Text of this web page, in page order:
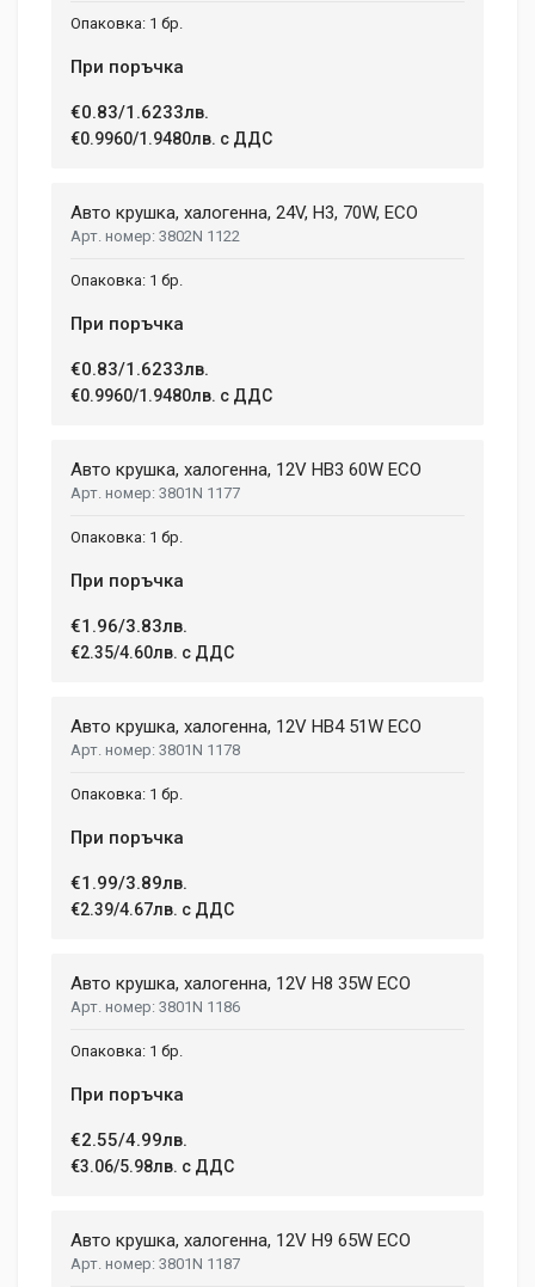
1 бр.
При поръчка
€0.83/1.6233лв.
€0.9960/1.9480лв. с ДДС
Авто крушка, халогенна, 24V, H3, 70W, ECO
3802N 1122
1 бр.
При поръчка
€0.83/1.6233лв.
€0.9960/1.9480лв. с ДДС
Авто крушка, халогенна, 12V HB3 60W ECO
3801N 1177
1 бр.
При поръчка
€1.96/3.83лв.
€2.35/4.60лв. с ДДС
Авто крушка, халогенна, 12V HB4 51W ECO
3801N 1178
1 бр.
При поръчка
€1.99/3.89лв.
€2.39/4.67лв. с ДДС
Авто крушка, халогенна, 12V H8 35W ECO
3801N 1186
1 бр.
При поръчка
€2.55/4.99лв.
€3.06/5.98лв. с ДДС
Авто крушка, халогенна, 12V H9 65W ECO
3801N 1187